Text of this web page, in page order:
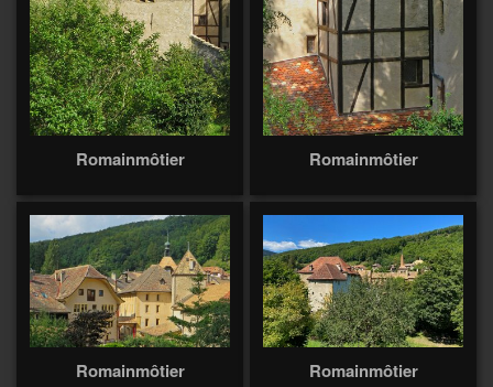
Romainmôtier Romainmôtier
Romainmôtier Romainmôtier